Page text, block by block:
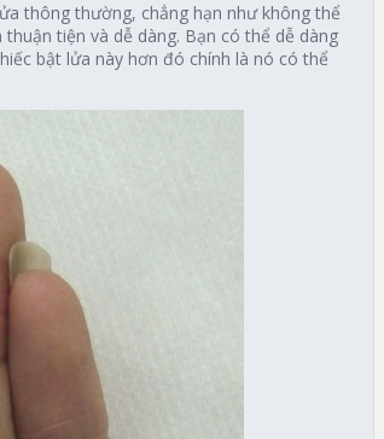
thông thường, chẳng hạn như không thể
tiện và dễ dàng. Bạn có thể dễ dàng
bật lửa này hơn đó chính là nó có thể